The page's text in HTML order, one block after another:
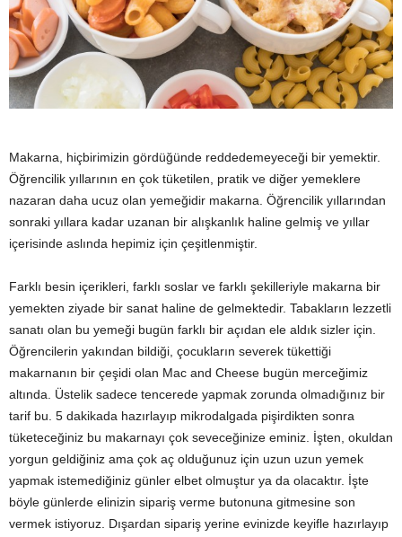
Makarna, hiçbirimizin gördüğünde reddedemeyeceği bir yemektir.
Öğrencilik yıllarının en çok tüketilen, pratik ve diğer yemeklere
nazaran daha ucuz olan yemeğidir makarna. Öğrencilik yıllarından
sonraki yıllara kadar uzanan bir alışkanlık haline gelmiş ve yıllar
içerisinde aslında hepimiz için çeşitlenmiştir.
Farklı besin içerikleri, farklı soslar ve farklı şekilleriyle makarna bir
yemekten ziyade bir sanat haline de gelmektedir. Tabakların lezzetli
sanatı olan bu yemeği bugün farklı bir açıdan ele aldık sizler için.
Öğrencilerin yakından bildiği, çocukların severek tükettiği
makarnanın bir çeşidi olan Mac and Cheese bugün merceğimiz
altında. Üstelik sadece tencerede yapmak zorunda olmadığınız bir
tarif bu. 5 dakikada hazırlayıp mikrodalgada pişirdikten sonra
tüketeceğiniz bu makarnayı çok seveceğinize eminiz. İşten, okuldan
yorgun geldiğiniz ama çok aç olduğunuz için uzun uzun yemek
yapmak istemediğiniz günler elbet olmuştur ya da olacaktır. İşte
böyle günlerde elinizin sipariş verme butonuna gitmesine son
vermek istiyoruz. Dışardan sipariş yerine evinizde keyifle hazırlayıp